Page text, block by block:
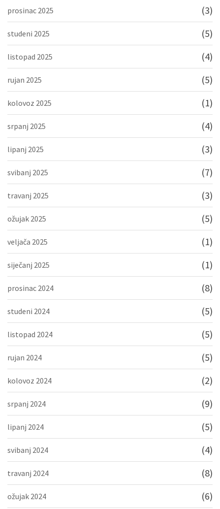
prosinac 2025 (3)
studeni 2025 (5)
listopad 2025 (4)
rujan 2025 (5)
kolovoz 2025 (1)
srpanj 2025 (4)
lipanj 2025 (3)
svibanj 2025 (7)
travanj 2025 (3)
ožujak 2025 (5)
veljača 2025 (1)
siječanj 2025 (1)
prosinac 2024 (8)
studeni 2024 (5)
listopad 2024 (5)
rujan 2024 (5)
kolovoz 2024 (2)
srpanj 2024 (9)
lipanj 2024 (5)
svibanj 2024 (4)
travanj 2024 (8)
ožujak 2024 (6)